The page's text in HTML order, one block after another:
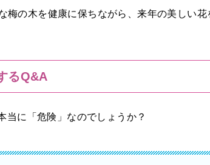
梅の木を健康に保ちながら、来年の美しい花
るQ&A
当に「危険」なのでしょうか？